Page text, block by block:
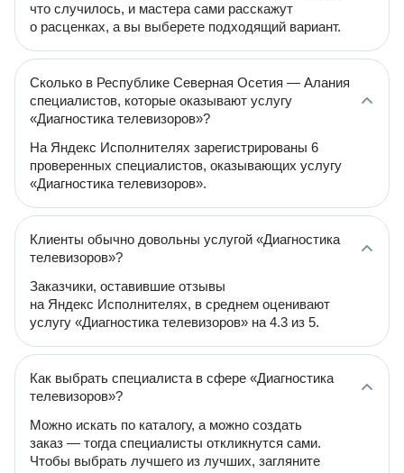
что случилось, и мастера сами расскажут
о расценках, а вы выберете подходящий вариант.
Сколько в Республике Северная Осетия — Алания
специалистов, которые оказывают услугу
«Диагностика телевизоров»?
На Яндекс Исполнителях зарегистрированы 6
проверенных специалистов, оказывающих услугу
«Диагностика телевизоров».
Клиенты обычно довольны услугой «Диагностика
телевизоров»?
Заказчики, оставившие отзывы
на Яндекс Исполнителях, в среднем оценивают
услугу «Диагностика телевизоров» на 4.3 из 5.
Как выбрать специалиста в сфере «Диагностика
телевизоров»?
Можно искать по каталогу, а можно создать
заказ — тогда специалисты откликнутся сами.
Чтобы выбрать лучшего из лучших, загляните